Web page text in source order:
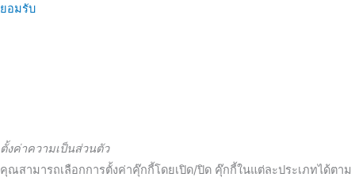
ยอมรับ
ตั้งค่าความเป็นส่วนตัว
คุณสามารถเลือกการตั้งค่าคุ๊กกี้โดยเปิด/ปิด คุ๊กกี้ในแต่ละประเภทได้ตาม